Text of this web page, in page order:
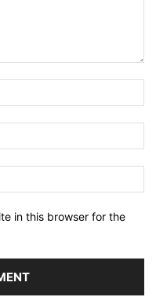
in this browser for the